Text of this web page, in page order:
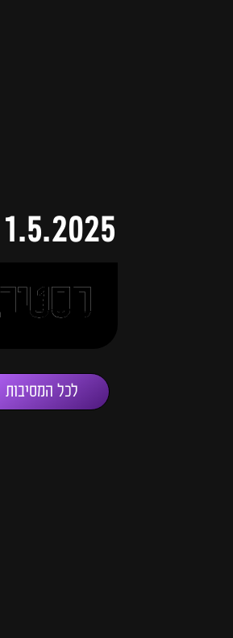
1.5.2025 (יום העצמאות)
לכל המסיבות